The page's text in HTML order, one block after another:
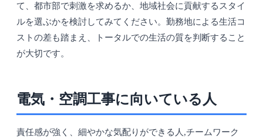
て、都市部で刺激を求めるか、地域社会に貢献するスタイ
ルを選ぶかを検討してみてください。勤務地による生活コ
ストの差も踏まえ、トータルでの生活の質を判断すること
が大切です。
電気・空調工事に向いている人
責任感が強く、細やかな気配りができる人,チームワーク